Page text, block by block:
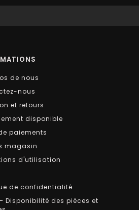
de nous
nous
et retours
disponible
paiements
magasin
d'utilisation
de confidentialité
Disponibilité des pièces et